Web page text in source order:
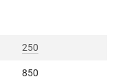
250
850